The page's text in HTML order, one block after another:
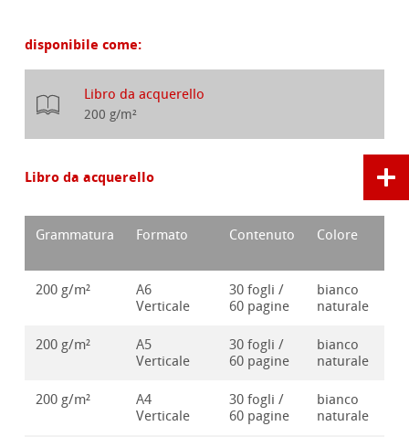
disponibile come:
Libro da acquerello
200 g/m²
Libro da acquerello
Grammatura Formato Contenuto Colore
200 g/m²
A6
Verticale
30 fogli /
60 pagine
bianco
naturale
200 g/m²
A5
Verticale
30 fogli /
60 pagine
bianco
naturale
200 g/m²
A4
Verticale
30 fogli /
60 pagine
bianco
naturale